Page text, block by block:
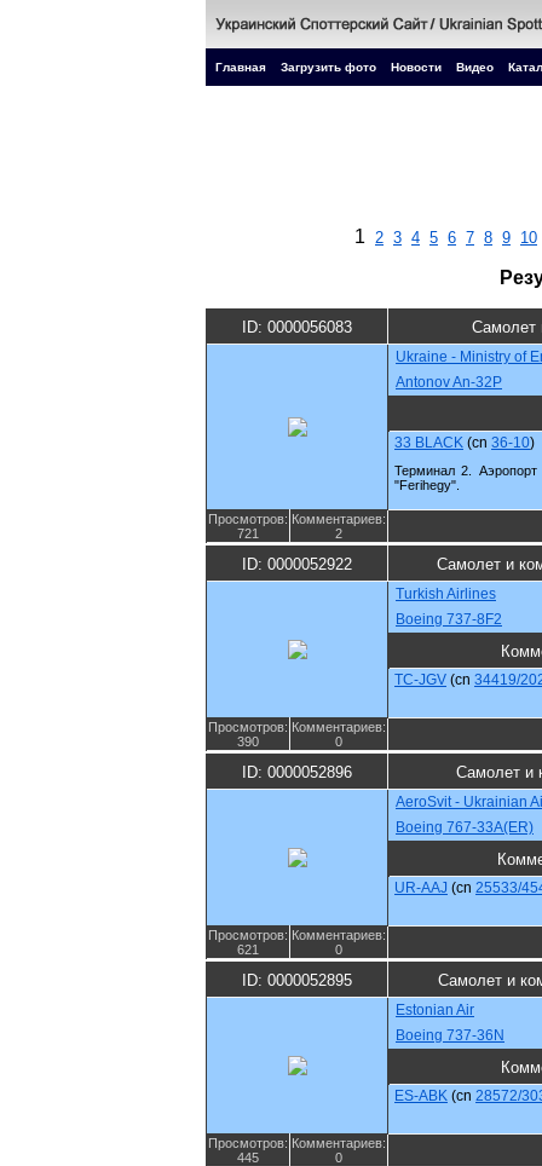
Главная Загрузить фото Новости Видео
1 2 3 4 5 6 7 8 9 10
ID: 0000056083 Самолет
Ukraine - Ministry of
Antonov An-32P
33 BLACK (cn 36-10)
Терминал 2.
"Ferihegy".
Просмотров:
721
Комментариев:
2
ID: 0000052922 Самолет и
Turkish Airlines
Boeing 737-8F2
TC-JGV (cn 34419/
Просмотров:
390
Комментариев:
0
ID: 0000052896 Самолет и
AeroSvit - Ukrainian
Boeing 767-33A(ER)
UR-AAJ (cn 25533/
Просмотров:
621
Комментариев:
0
ID: 0000052895 Самолет и
Estonian Air
Boeing 737-36N
ES-ABK (cn 28572/
Просмотров:
445
Комментариев:
0